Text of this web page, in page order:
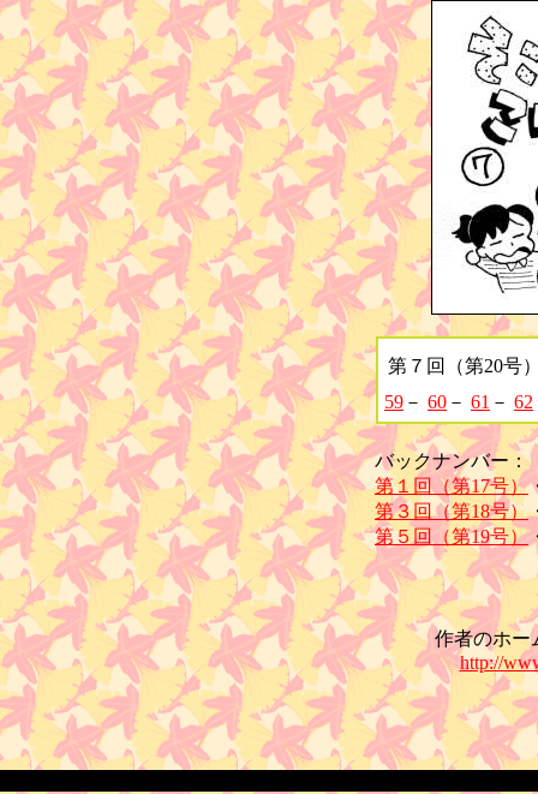
第７回（第20号
59 － 60 － 61 － 62
バックナンバー：
第１回（第17号）
第３回（第18号）
第５回（第19号）
作者のホー
http://